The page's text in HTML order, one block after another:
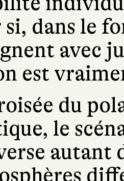
si, dans le
avec
est
du
le
autant